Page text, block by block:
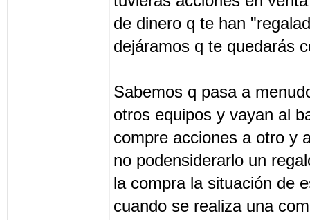
de dinero q te han
dejáramos q te quedarás
Sabemos q pasa a
otros equipos y vayan al
compre acciones a otro y
no podensiderarlo un
la compra la situación de
cuando se realiza una